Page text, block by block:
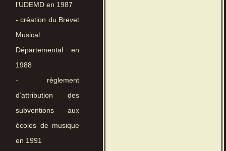
l’UDEMD en 1987
- création du Brevet
Musical
Départemental en
1988
- règlement
d’attribution des
subventions aux
écoles de musique
en 1991